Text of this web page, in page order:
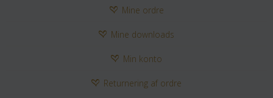
Mine ordre
Mine downloads
Min konto
Returnering af ordre